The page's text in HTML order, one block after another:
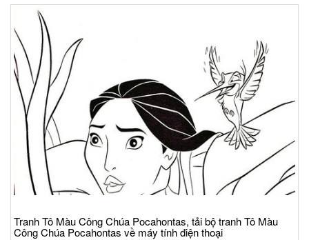
Tranh Tô Màu Công Chúa Pocahontas, tải bộ tranh Tô Màu
Công Chúa Pocahontas về máy tính điện thoại